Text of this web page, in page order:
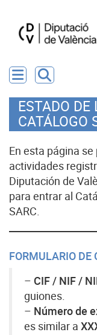
ESTADO DE
CATÁLOGO
En esta página
actividades
Diputación de
para entrar al
SARC.
FORMULARIO DE
– CIF / NIF /
guiones.
– Número de
es similar a